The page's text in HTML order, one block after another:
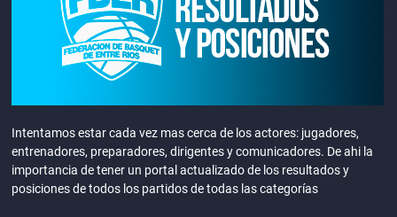
Intentamos estar cada vez mas cerca de los actores: jugadores,
entrenadores, preparadores, dirigentes y comunicadores. De ahi la
importancia de tener un portal actualizado de los resultados y
posiciones de todos los partidos de todas las categorías